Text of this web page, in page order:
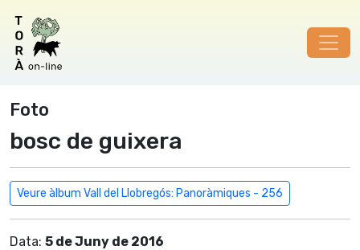
Foto
bosc de guixera
Veure àlbum Vall del Llobregós: Panoràmiques - 256
Data: 5 de Juny de 2016